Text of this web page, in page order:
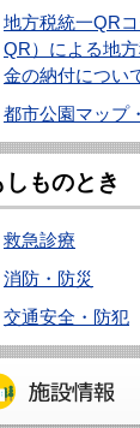
地方税統一QR
QR）による地
金の納付につい
都市公園マップ
しものとき
救急診療
消防・防災
交通安全・防犯